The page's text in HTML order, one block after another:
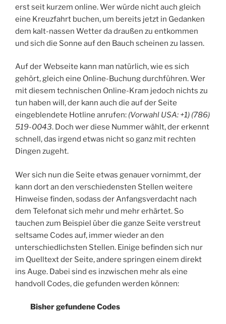
erst seit kurzem online. Wer würde nicht auch gleich
eine Kreuzfahrt buchen, um bereits jetzt in Gedanken
dem kalt-nassen Wetter da draußen zu entkommen
und sich die Sonne auf den Bauch scheinen zu lassen.
Auf der Webseite kann man natürlich, wie es sich
gehört, gleich eine Online-Buchung durchführen. Wer
mit diesem technischen Online-Kram jedoch nichts zu
tun haben will, der kann auch die auf der Seite
eingeblendete Hotline anrufen: (Vorwahl USA: +1) (786)
519-0043. Doch wer diese Nummer wählt, der erkennt
schnell, das irgend etwas nicht so ganz mit rechten
Dingen zugeht.
Wer sich nun die Seite etwas genauer vornimmt, der
kann dort an den verschiedensten Stellen weitere
Hinweise finden, sodass der Anfangsverdacht nach
dem Telefonat sich mehr und mehr erhärtet. So
tauchen zum Beispiel über die ganze Seite verstreut
seltsame Codes auf, immer wieder an den
unterschiedlichsten Stellen. Einige befinden sich nur
im Quelltext der Seite, andere springen einem direkt
ins Auge. Dabei sind es inzwischen mehr als eine
handvoll Codes, die gefunden werden können:
Bisher gefundene Codes